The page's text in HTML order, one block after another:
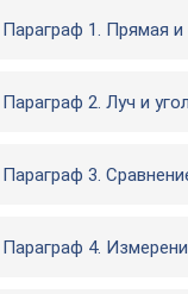
Параграф 1. Прямая
Параграф 2. Луч и угол
Параграф 3.
Параграф 4.